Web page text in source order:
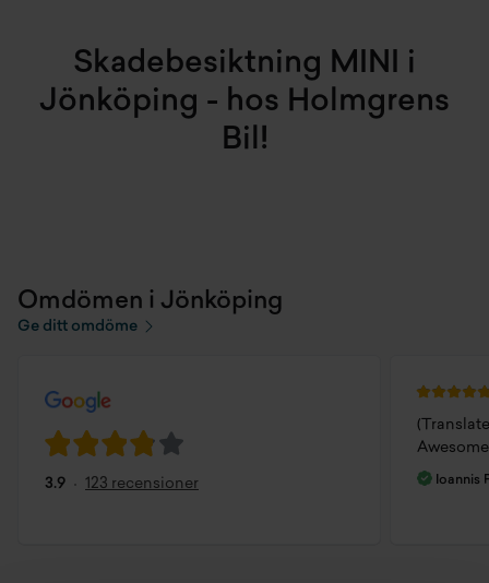
Skadebesiktning MINI i
Jönköping - hos Holmgrens
Bil!
Omdömen i Jönköping
Ge ditt omdöme
3.9 123 recensioner Ioannis